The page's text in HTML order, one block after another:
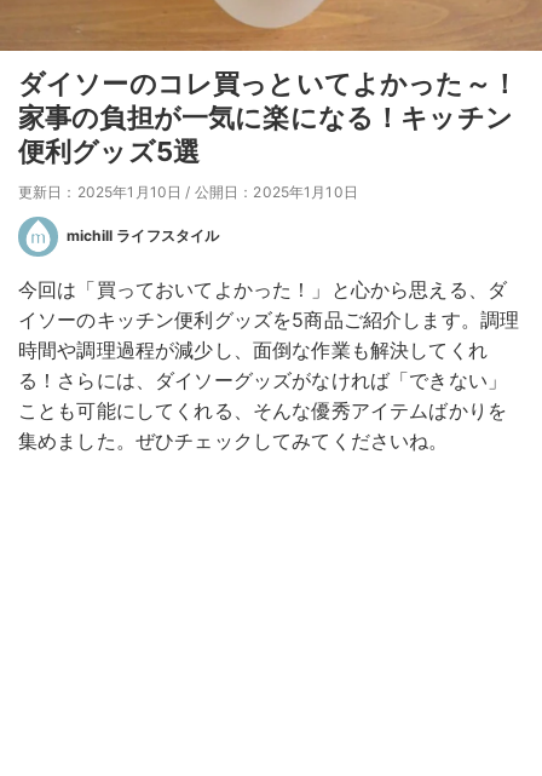
ダイソーのコレ買っといてよかった～！
家事の負担が一気に楽になる！キッチン
便利グッズ5選
更新日：2025年1月10日 / 公開日：2025年1月10日
michill ライフスタイル
今回は「買っておいてよかった！」と心から思える、ダ
イソーのキッチン便利グッズを5商品ご紹介します。調理
時間や調理過程が減少し、面倒な作業も解決してくれ
る！さらには、ダイソーグッズがなければ「できない」
ことも可能にしてくれる、そんな優秀アイテムばかりを
集めました。ぜひチェックしてみてくださいね。